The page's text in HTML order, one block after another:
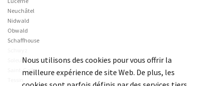
Neuchâtel
Nidwald
Obwald
Schaffhouse
Soleure
Saint-Gall
Nous utilisons des cookies pour vous offrir la
meilleure expérience de site Web. De plus, les